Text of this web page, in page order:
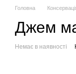
Головна
Джем
Немає в наявності